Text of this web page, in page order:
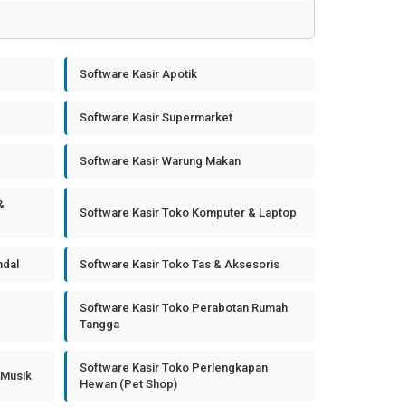
Software Kasir Apotik
Software Kasir Supermarket
Software Kasir Warung Makan
Software Kasir Toko Komputer & Laptop
Software Kasir Toko Tas & Aksesoris
Software Kasir Toko Perabotan Rumah
Tangga
Software Kasir Toko Perlengkapan
Hewan (Pet Shop)